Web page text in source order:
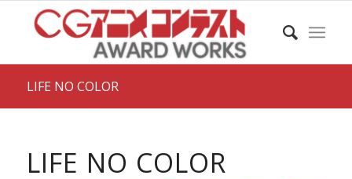
LIFE NO COLOR
LIFE NO COLOR